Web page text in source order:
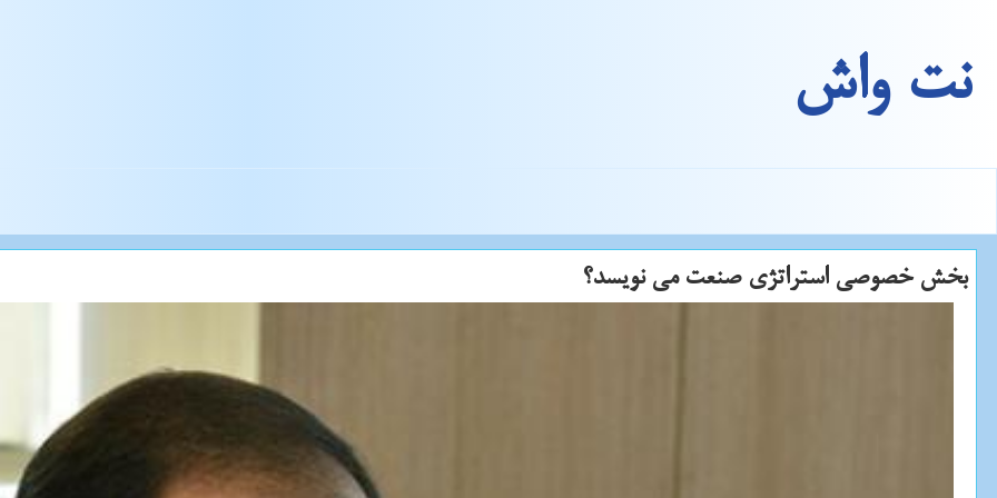
نت واش
بخش خصوصی استراتژی صنعت می نویسد؟